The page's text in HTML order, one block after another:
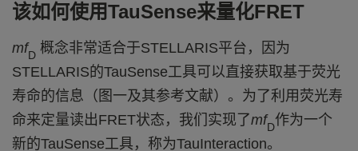
该如何使用TauSense来量化FRET
mfD 概念非常适合于STELLARIS平台，因为
STELLARIS 的TauSense工具可以直接获取基于荧光
寿命的信息（图一及其参考文献）。为了利用荧光寿
命来定量读出FRET状态，我们实现了mfD作为一个
新的TauSense工具，称为TauInteraction。